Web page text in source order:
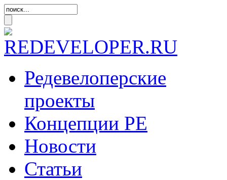
Редевелоперские
проекты
Концепции РЕ
Новости
Статьи